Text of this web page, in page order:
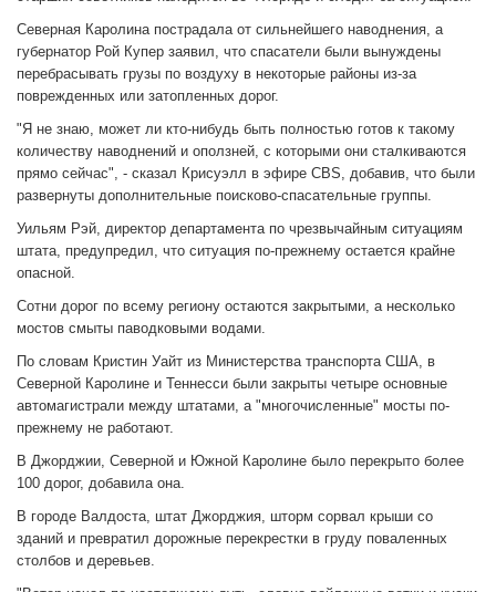
Северная Каролина пострадала от сильнейшего наводнения, а
губернатор Рой Купер заявил, что спасатели были вынуждены
перебрасывать грузы по воздуху в некоторые районы из-за
поврежденных или затопленных дорог.
"Я не знаю, может ли кто-нибудь быть полностью готов к такому
количеству наводнений и оползней, с которыми они сталкиваются
прямо сейчас", - сказал Крисуэлл в эфире CBS, добавив, что были
развернуты дополнительные поисково-спасательные группы.
Уильям Рэй, директор департамента по чрезвычайным ситуациям
штата, предупредил, что ситуация по-прежнему остается крайне
опасной.
Сотни дорог по всему региону остаются закрытыми, а несколько
мостов смыты паводковыми водами.
По словам Кристин Уайт из Министерства транспорта США, в
Северной Каролине и Теннесси были закрыты четыре основные
автомагистрали между штатами, а "многочисленные" мосты по-
прежнему не работают.
В Джорджии, Северной и Южной Каролине было перекрыто более
100 дорог, добавила она.
В городе Валдоста, штат Джорджия, шторм сорвал крыши со
зданий и превратил дорожные перекрестки в груду поваленных
столбов и деревьев.